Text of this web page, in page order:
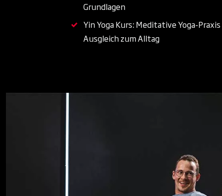
Grundlagen
Yin Yoga Kurs: Meditative Yoga-Praxis
Ausgleich zum Alltag